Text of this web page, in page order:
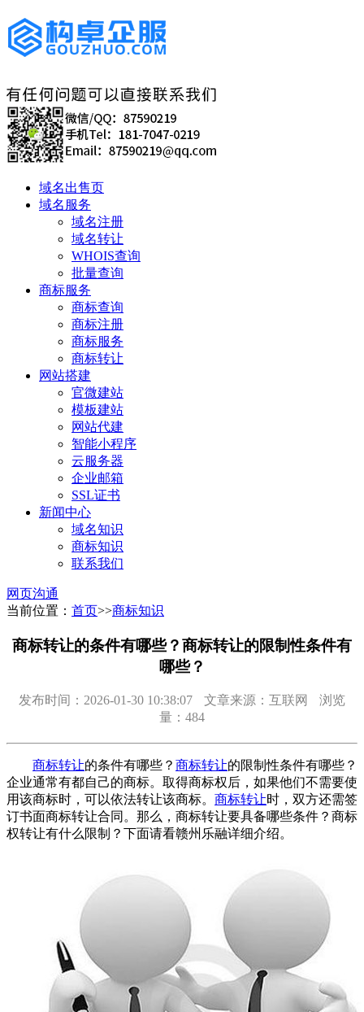
域名出售页
域名服务
域名注册
域名转让
WHOIS查询
批量查询
商标服务
商标查询
商标注册
商标服务
商标转让
网站搭建
官微建站
模板建站
网站代建
智能小程序
云服务器
企业邮箱
SSL证书
新闻中心
域名知识
商标知识
联系我们
网页沟通
当前位置： 首页>>商标知识
商标转让的条件有哪些？商标转让的限制性条件有
哪些？
发布时间：2026-01-30 10:38:07 文章来源：互联网
浏览
量：484
商标转让的条件有哪些？ 商标转让的限制性条件有哪些？
企业通常有都自己的商标。取得商标权后，如果他们不需要使
用该商标时，可以依法转让该商标。 商标转让时，双方还需签
订书面商标转让合同。那么，商标转让要具备哪些条件？商标
权转让有什么限制？下面请看赣州乐融详细介绍。